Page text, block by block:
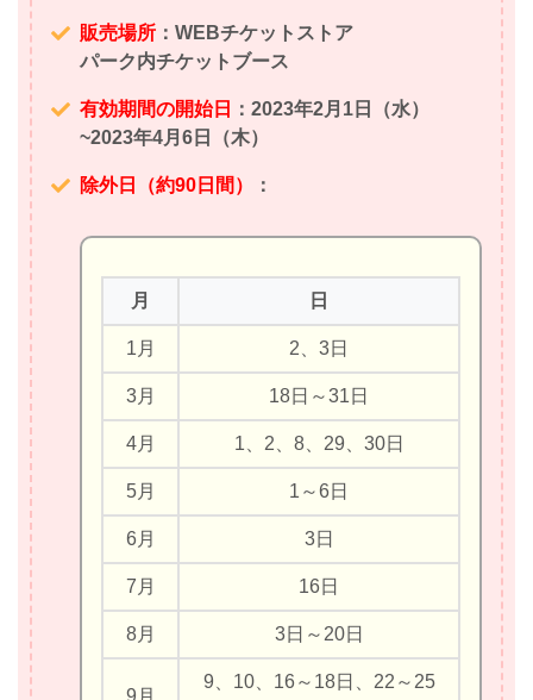
販売場所 ：WEBチケットストア
パーク内チケットブース
有効期間の開始日
：2023年2月1日（水）
~2023年4月6日（木）
除外日（約90日間） ：
月 日
1月 2、3日
3月 18日～31日
4月 1、2、8、29、30日
5月 1～6日
6月 3日
7月 16日
8月 3日～20日
9、10、16～18日、22～25